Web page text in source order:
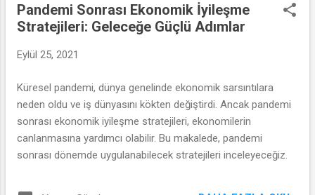
Pandemi Sonrası Ekonomik İyileşme
Stratejileri: Geleceğe Güçlü Adımlar
Eylül 25, 2021
Küresel pandemi, dünya genelinde ekonomik sarsıntılara
neden oldu ve iş dünyasını kökten değiştirdi. Ancak pandemi
sonrası ekonomik iyileşme stratejileri, ekonomilerin
canlanmasına yardımcı olabilir. Bu makalede, pandemi
sonrası dönemde uygulanabilecek stratejileri inceleyeceğiz.